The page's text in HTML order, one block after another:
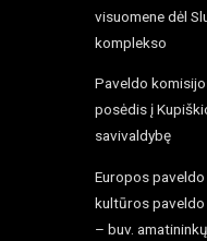
visuomene dėl
komplekso
Paveldo
posėdis į
savivaldybę
Europos
kultūros
– buv.